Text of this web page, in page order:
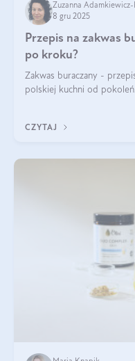
Zuzanna
8 gru 2025
Przepis na zakwas
po kroku?
Zakwas buraczany -
polskiej kuchni od
CZYTAJ